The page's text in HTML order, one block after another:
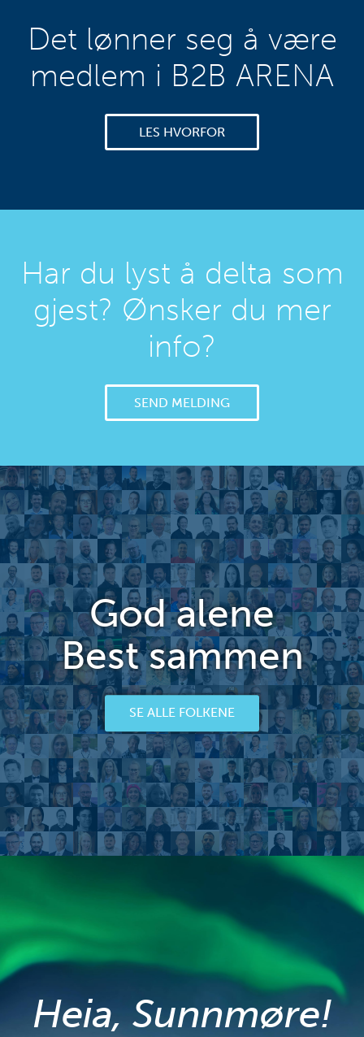
Det lønner seg å være
medlem i B2B ARENA
LES HVORFOR
Har du lyst å delta som
gjest? Ønsker du mer
info?
SEND MELDING
God alene
Best sammen
SE ALLE FOLKENE
Heia, Sunnmøre!